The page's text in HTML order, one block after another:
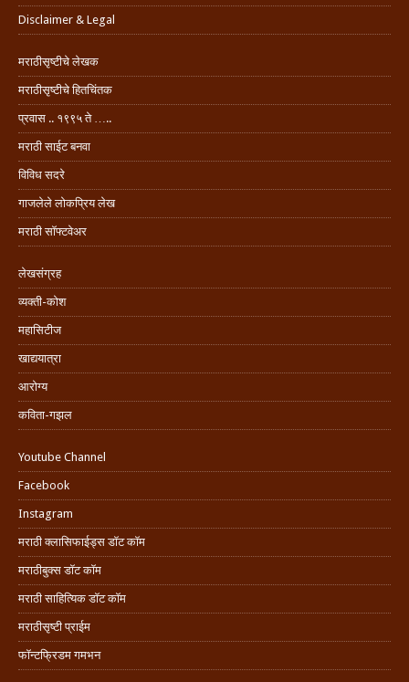
Disclaimer & Legal
मराठीसृष्टीचे लेखक
मराठीसृष्टीचे हितचिंतक
प्रवास .. १९९५ ते …..
मराठी साईट बनवा
विविध सदरे
गाजलेले लोकप्रिय लेख
मराठी सॉफ्टवेअर
लेखसंग्रह
व्यक्ती-कोश
महासिटीज
खाद्ययात्रा
आरोग्य
कविता-गझल
Youtube Channel
Facebook
Instagram
मराठी क्लासिफाईड्स डॉट कॉम
मराठीबुक्स डॉट कॉम
मराठी साहित्यिक डॉट कॉम
मराठीसृष्टी प्राईम
फॉन्टफ्रिडम गमभन